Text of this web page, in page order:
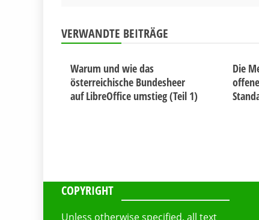
VERWANDTE BEITRÄGE
Warum und wie das
österreichische Bundesheer
auf LibreOffice umstieg (Teil 1)
Die
COPYRIGHT
Unless otherwise specified, all text